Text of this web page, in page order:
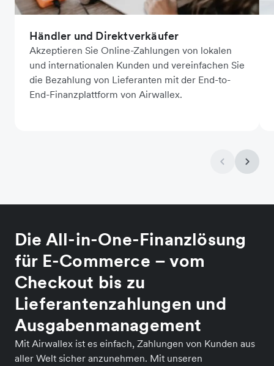
Händler und Direktverkäufer
Akzeptieren Sie Online-Zahlungen von lokalen
und internationalen Kunden und vereinfachen Sie
die Bezahlung von Lieferanten mit der End-to-
End-Finanzplattform von Airwallex.
Die All-in-One-Finanzlösung
für E-Commerce – vom
Checkout bis zu
Lieferantenzahlungen und
Ausgabenmanagement
Mit Airwallex ist es einfach, Zahlungen von Kunden aus
aller Welt sicher anzunehmen. Mit unseren